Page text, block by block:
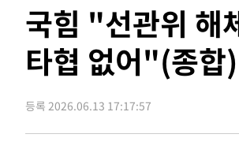
-17940초 전 >"여기 떨어졌다"…다누리, 스페
-14985초 전 >손흥민, 5경기 연속골 실패
-7586초 전 >
내일까지 39도 '펄펄'…기상청 "
-7201초 전 >"美간섭에 합의 지연"…트럼프, '
-3721초 전 >[속보]산업장관 "李정부, 원전
국힘 "선관위 해
타협 없어"(종합)
등록 2026.06.13 17:17:57